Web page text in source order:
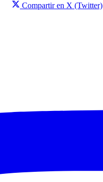
Compartir en X (Twitter)